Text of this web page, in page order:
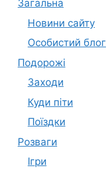
Загальна
Новини сайту
Особистий блог
Подорожі
Заходи
Куди піти
Поїздки
Розваги
Ігри